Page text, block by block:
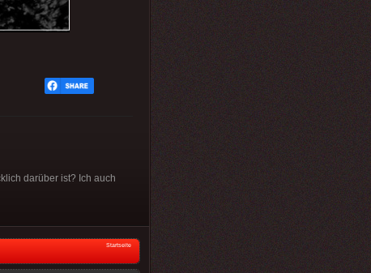
darüber ist? Ich auch
Startseite